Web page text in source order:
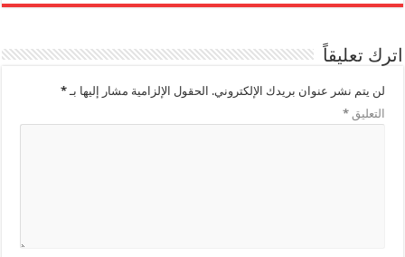
اترك تعليقاً
لن يتم نشر عنوان بريدك الإلكتروني. الحقول الإلزامية مشار إليها بـ*
التعليق*